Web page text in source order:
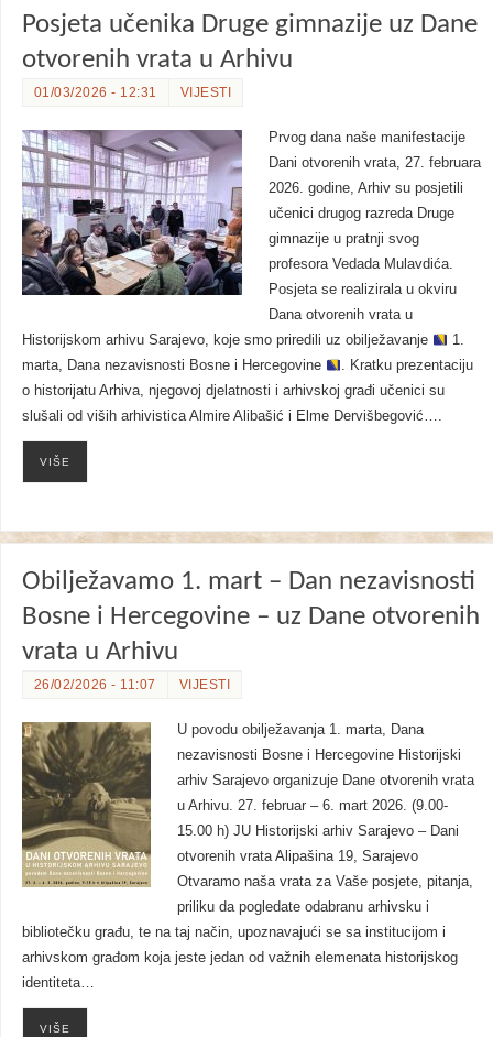
Posjeta učenika Druge gimnazije uz Dane
otvorenih vrata u Arhivu
01/03/2026 - 12:31 VIJESTI
Prvog dana naše manifestacije
Dani otvorenih vrata, 27. februara
2026. godine, Arhiv su posjetili
učenici drugog razreda Druge
gimnazije u pratnji svog
profesora Vedada Mulavdića.
Posjeta se realizirala u okviru
Dana otvorenih vrata u
Historijskom arhivu Sarajevo, koje smo priredili uz obilježavanje
1.
marta, Dana nezavisnosti Bosne i Hercegovine
. Kratku prezentaciju
o historijatu Arhiva, njegovoj djelatnosti i arhivskoj građi učenici su
slušali od viših arhivistica Almire Alibašić i Elme Dervišbegović….
VIŠE
Obilježavamo 1. mart – Dan nezavisnosti
Bosne i Hercegovine – uz Dane otvorenih
vrata u Arhivu
26/02/2026 - 11:07 VIJESTI
U povodu obilježavanja 1. marta, Dana
nezavisnosti Bosne i Hercegovine Historijski
arhiv Sarajevo organizuje Dane otvorenih vrata
u Arhivu. 27. februar – 6. mart 2026. (9.00-
15.00 h) JU Historijski arhiv Sarajevo – Dani
otvorenih vrata Alipašina 19, Sarajevo
Otvaramo naša vrata za Vaše posjete, pitanja,
priliku da pogledate odabranu arhivsku i
bibliotečku građu, te na taj način, upoznavajući se sa institucijom i
arhivskom građom koja jeste jedan od važnih elemenata historijskog
identiteta…
VIŠE